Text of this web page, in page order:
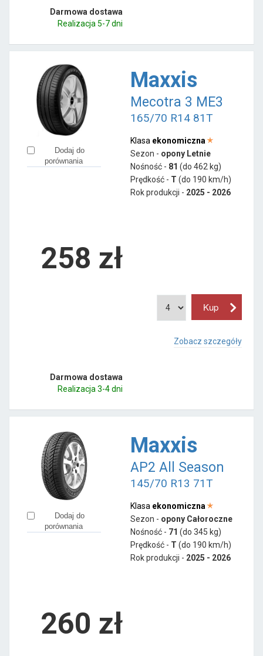
Darmowa dostawa
Realizacja 5-7 dni
Dodaj do
porównania
Maxxis
Mecotra 3 ME3
165/70 R14 81T
Klasa ekonomiczna
Sezon - opony Letnie
Nośność - 81 (do 462 kg)
Prędkość - T (do 190 km/h)
Rok produkcji - 2025 - 2026
258 zł
Zobacz szczegóły
Darmowa dostawa
Realizacja 3-4 dni
Dodaj do
porównania
Maxxis
AP2 All Season
145/70 R13 71T
Klasa ekonomiczna
Sezon - opony Całoroczne
Nośność - 71 (do 345 kg)
Prędkość - T (do 190 km/h)
Rok produkcji - 2025 - 2026
260 zł